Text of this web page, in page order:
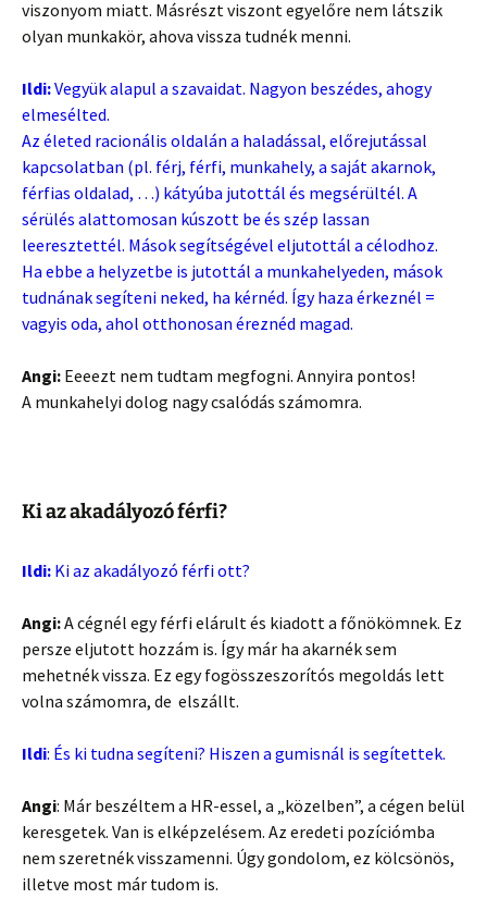
viszonyom miatt. Másrészt viszont egyelőre nem látszik
olyan munkakör, ahova vissza tudnék menni.
Ildi:Vegyük alapul a szavaidat. Nagyon beszédes, ahogy
elmesélted.
Az életed racionális oldalán a haladással, előrejutással
kapcsolatban (pl. férj, férfi, munkahely, a saját akarnok,
férfias oldalad, …) kátyúba jutottál és megsérültél. A
sérülés alattomosan kúszott be és szép lassan
leeresztettél. Mások segítségével eljutottál a célodhoz.
Ha ebbe a helyzetbe is jutottál a munkahelyeden, mások
tudnának segíteni neked, ha kérnéd. Így haza érkeznél =
vagyis oda, ahol otthonosan éreznéd magad.
Angi: Eeeezt nem tudtam megfogni. Annyira pontos!
A munkahelyi dolog nagy csalódás számomra.
Ki az akadályozó férfi?
Ildi: Ki az akadályozó férfi ott?
Angi:A cégnél egy férfi elárult és kiadott a főnökömnek. Ez
persze eljutott hozzám is. Így már ha akarnék sem
mehetnék vissza. Ez egy fogösszeszorítós megoldás lett
volna számomra, de elszállt.
Ildi: És ki tudna segíteni? Hiszen a gumisnál is segítettek.
Angi: Már beszéltem a HR-essel, a „közelben”, a cégen belül
keresgetek. Van is elképzelésem. Az eredeti pozíciómba
nem szeretnék visszamenni. Úgy gondolom, ez kölcsönös,
illetve most már tudom is.